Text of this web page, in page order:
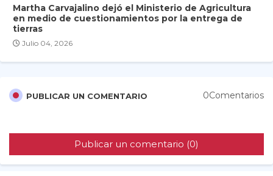
Martha Carvajalino dejó el Ministerio de Agricultura
en medio de cuestionamientos por la entrega de
tierras
Julio 04, 2026
PUBLICAR UN COMENTARIO 0Comentarios
Publicar un comentario (0)